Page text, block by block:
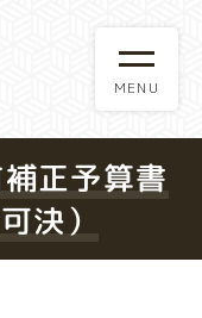
正予算書
決）